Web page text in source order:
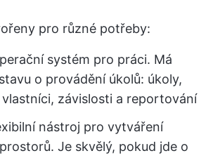
pro různé potřeby:
systém pro práci. Má
o provádění úkolů: úkoly,
vlastníci, závislosti a reportování
nástroj pro vytváření
Je skvělý, pokud jde o